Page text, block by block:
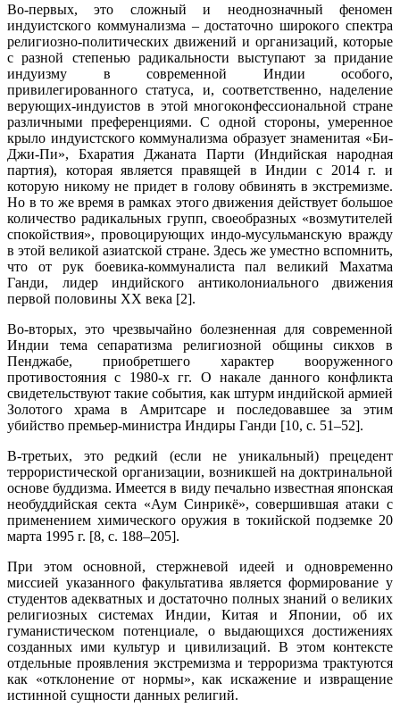
Во-первых, это сложный и неоднозначный феномен
индуистского коммунализма – достаточно широкого спектра
религиозно-политических движений и организаций, которые
с разной степенью радикальности выступают за придание
индуизму в современной Индии особого,
привилегированного статуса, и, соответственно, наделение
верующих-индуистов в этой многоконфессиональной стране
различными преференциями. С одной стороны, умеренное
крыло индуистского коммунализма образует знаменитая «Би-
Джи-Пи», Бхаратия Джаната Парти (Индийская народная
партия), которая является правящей в Индии с 2014 г. и
которую никому не придет в голову обвинять в экстремизме.
Но в то же время в рамках этого движения действует большое
количество радикальных групп, своеобразных «возмутителей
спокойствия», провоцирующих индо-мусульманскую вражду
в этой великой азиатской стране. Здесь же уместно вспомнить,
что от рук боевика-коммуналиста пал великий Махатма
Ганди, лидер индийского антиколониального движения
первой половины ХХ века [2].
Во-вторых, это чрезвычайно болезненная для современной
Индии тема сепаратизма религиозной общины сикхов в
Пенджабе, приобретшего характер вооруженного
противостояния с 1980-х гг. О накале данного конфликта
свидетельствуют такие события, как штурм индийской армией
Золотого храма в Амритсаре и последовавшее за этим
убийство премьер-министра Индиры Ганди [10, с. 51–52].
В-третьих, это редкий (если не уникальный) прецедент
террористической организации, возникшей на доктринальной
основе буддизма. Имеется в виду печально известная японская
необуддийская секта «Аум Синрикё», совершившая атаки с
применением химического оружия в токийской подземке 20
марта 1995 г. [8, с. 188–205].
При этом основной, стержневой идеей и одновременно
миссией указанного факультатива является формирование у
студентов адекватных и достаточно полных знаний о великих
религиозных системах Индии, Китая и Японии, об их
гуманистическом потенциале, о выдающихся достижениях
созданных ими культур и цивилизаций. В этом контексте
отдельные проявления экстремизма и терроризма трактуются
как «отклонение от нормы», как искажение и извращение
истинной сущности данных религий.